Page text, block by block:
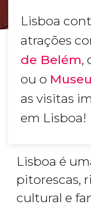
Lisboa
atrações
de Belém,
ou o
as visitas
em Lisboa!
Lisboa é
pitorescas,
cultural e